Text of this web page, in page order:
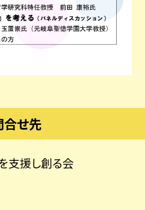
合せ先
支援し創る会